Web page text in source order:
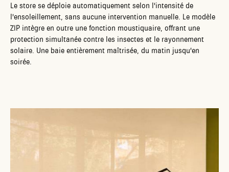
Le store se déploie automatiquement selon l'intensité de
l'ensoleillement, sans aucune intervention manuelle. Le modèle
ZIP intègre en outre une fonction moustiquaire, offrant une
protection simultanée contre les insectes et le rayonnement
solaire. Une baie entièrement maîtrisée, du matin jusqu'en
soirée.